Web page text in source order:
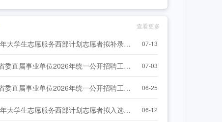
查看更多
湖北省2026年大学生志愿服务西部计划志愿者拟补录人员名单（第一批）公示 07-13
共青团湖北省委直属事业单位2026年统一公开招聘工作人员体检、考察人选公告 07-03
共青团湖北省委直属事业单位2026年统一公开招聘工作人员总成绩公告 06-25
湖北省2026年大学生志愿服务西部计划志愿者拟入选人员名单公示 06-12